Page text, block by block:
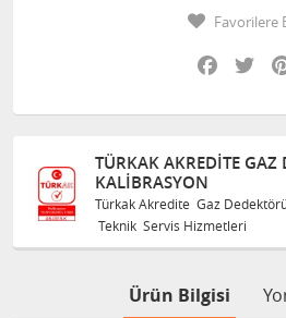
Favorilere
Facebook
TÜRKAK AKREDITE
KALIBRASYON
Türkak Akredite Gaz
Teknik Servis Hizmetleri
Ürün Bilgisi